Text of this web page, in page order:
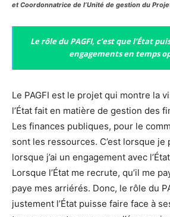
et Coordonnatrice de l’Unité de gestion du
Le rôle du PAGFI, c’est que l’État
engagements en temps
Le PAGFI est le projet qui montre la
l’État fait en matière de gestion des
Les finances publiques, pour le
sont les ressources. C’est lorsque je
lorsque j’ai un engagement avec
Lorsque l’État me recrute, qu’il me
paye mes arriérés. Donc, le rôle du
justement l’État puisse faire face à